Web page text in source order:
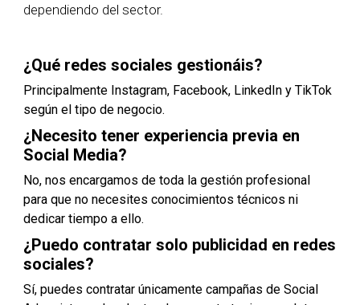
dependiendo del sector.
¿Qué redes sociales gestionáis?
Principalmente Instagram, Facebook, LinkedIn y TikTok
según el tipo de negocio.
¿Necesito tener experiencia previa en
Social Media?
No, nos encargamos de toda la gestión profesional
para que no necesites conocimientos técnicos ni
dedicar tiempo a ello.
¿Puedo contratar solo publicidad en redes
sociales?
Sí, puedes contratar únicamente campañas de Social